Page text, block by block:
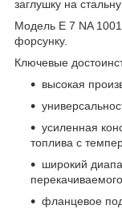
заглушку на
Модель E 7 NA
форсунку.
Ключевые
высокая
усиленная
топлива с
широкий
фланцевое